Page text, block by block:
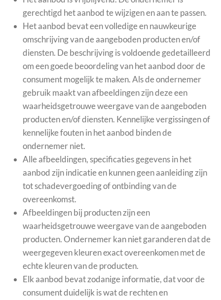
gerechtigd het aanbod te wijzigen en aan te passen.
Het aanbod bevat een volledige en nauwkeurige
omschrijving van de aangeboden producten en/of
diensten. De beschrijving is voldoende gedetailleerd
om een goede beoordeling van het aanbod door de
consument mogelijk te maken. Als de ondernemer
gebruik maakt van afbeeldingen zijn deze een
waarheidsgetrouwe weergave van de aangeboden
producten en/of diensten. Kennelijke vergissingen of
kennelijke fouten in het aanbod binden de
ondernemer niet.
Alle afbeeldingen, specificaties gegevens in het
aanbod zijn indicatie en kunnen geen aanleiding zijn
tot schadevergoeding of ontbinding van de
overeenkomst.
Afbeeldingen bij producten zijn een
waarheidsgetrouwe weergave van de aangeboden
producten. Ondernemer kan niet garanderen dat de
weergegeven kleuren exact overeenkomen met de
echte kleuren van de producten.
Elk aanbod bevat zodanige informatie, dat voor de
consument duidelijk is wat de rechten en